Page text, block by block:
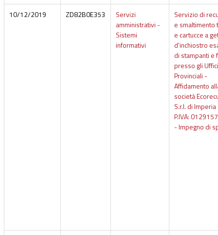
10/12/2019
ZD82B0E353
Servizi
amministrativi -
Sistemi
informativi
Servizio di
e smaltimento
e cartucce a
d'inchiostro
di stampanti e
presso gli Uffici
Provinciali -
Affidamento
società
S.r.l. di Imperia
P.IVA:
- Impegno di